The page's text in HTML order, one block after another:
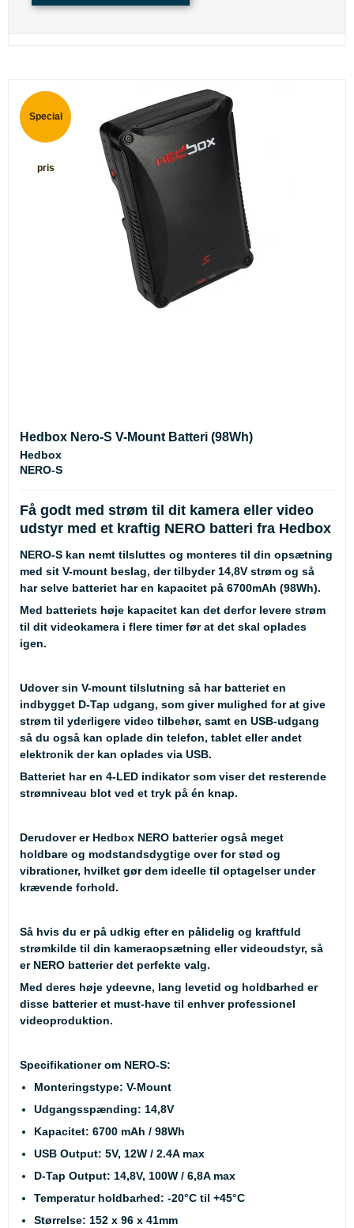
Special
pris
Hedbox Nero-S V-Mount Batteri (98Wh)
Hedbox
NERO-S
Få godt med strøm til dit kamera eller video
udstyr med et kraftig NERO batteri fra Hedbox
NERO-S kan nemt tilsluttes og monteres til din opsætning
med sit V-mount beslag, der tilbyder 14,8V strøm og så
har selve batteriet har en kapacitet på 6700mAh (98Wh).
Med batteriets høje kapacitet kan det derfor levere strøm
til dit videokamera i flere timer før at det skal oplades
igen.
Udover sin V-mount tilslutning så har batteriet en
indbygget D-Tap udgang, som giver mulighed for at give
strøm til yderligere video tilbehør, samt en USB-udgang
så du også kan oplade din telefon, tablet eller andet
elektronik der kan oplades via USB.
Batteriet har en 4-LED indikator som viser det resterende
strømniveau blot ved et tryk på én knap.
Derudover er Hedbox NERO batterier også meget
holdbare og modstandsdygtige over for stød og
vibrationer, hvilket gør dem ideelle til optagelser under
krævende forhold.
Så hvis du er på udkig efter en pålidelig og kraftfuld
strømkilde til din kameraopsætning eller videoudstyr, så
er NERO batterier det perfekte valg.
Med deres høje ydeevne, lang levetid og holdbarhed er
disse batterier et must-have til enhver professionel
videoproduktion.
Specifikationer om NERO-S:
Monteringstype: V-Mount
Udgangsspænding: 14,8V
Kapacitet: 6700 mAh / 98Wh
USB Output: 5V, 12W / 2.4A max
D-Tap Output: 14,8V, 100W / 6,8A max
Temperatur holdbarhed: -20°C til +45°C
Størrelse: 152 x 96 x 41mm